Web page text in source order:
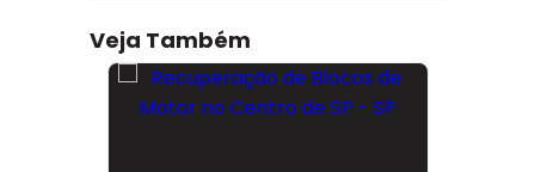
Veja Também